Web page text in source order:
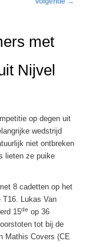
met
Nijvel
op degen uit
wedstrijd
niet ontbreken
lieten ze puike
8 cadetten op het
T16. Lukas Van
15de op 36
tot bij de
Mathis Covers (CE